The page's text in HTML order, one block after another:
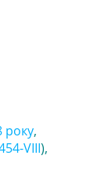
року,
VIII),